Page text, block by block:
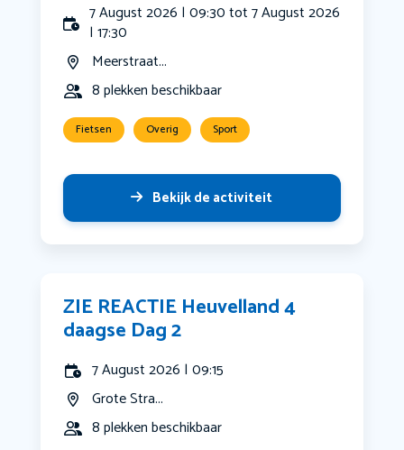
7 August 2026 | 09:30 tot 7 August 2026
| 17:30
Meerstraat...
8 plekken beschikbaar
Fietsen Overig Sport
Bekijk de activiteit
ZIE REACTIE Heuvelland 4
daagse Dag 2
7 August 2026 | 09:15
Grote Stra...
8 plekken beschikbaar